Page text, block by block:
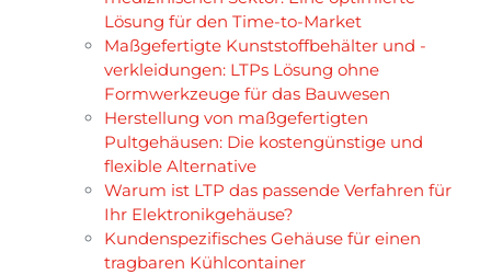
Lösung für den Time-to-Market
Maßgefertigte Kunststoffbehälter und -
verkleidungen: LTPs Lösung ohne
Formwerkzeuge für das Bauwesen
Herstellung von maßgefertigten
Pultgehäusen: Die kostengünstige und
flexible Alternative
Warum ist LTP das passende Verfahren für
Ihr Elektronikgehäuse?
Kundenspezifisches Gehäuse für einen
tragbaren Kühlcontainer